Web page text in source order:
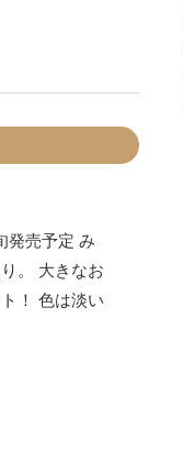
発売予定 み
。 大きなお
！ 色は淡い